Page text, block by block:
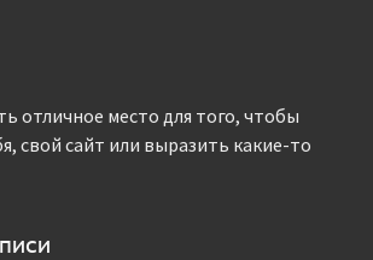
отличное место для того, чтобы
свой сайт или выразить какие-то